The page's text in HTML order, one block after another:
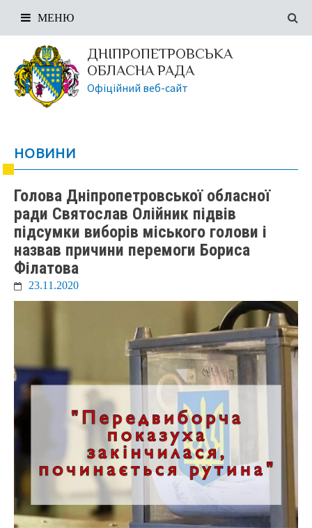
ДНІПРОПЕТРОВСЬКА
ОБЛАСНА РАДА
Офіційний веб-сайт
МЕНЮ
НОВИНИ
Голова Дніпропетровської обласної
ради Святослав Олійник підвів
підсумки виборів міського голови і
назвав причини перемоги Бориса
Філатова
23.11.2020